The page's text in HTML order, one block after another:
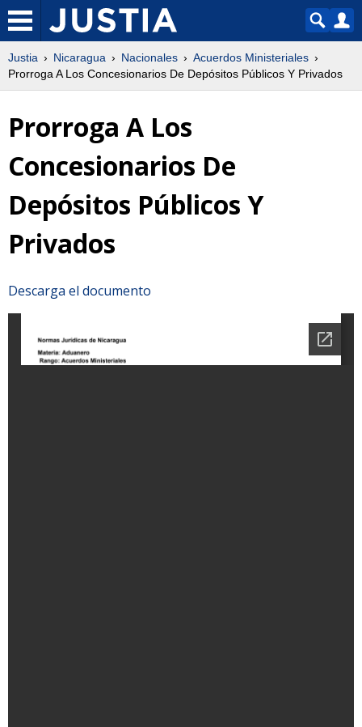
Justia Nicaragua Nacionales
Acuerdos Ministeriales
Prorroga A Los Concesionarios De Depósitos Públicos Y Privados
Prorroga A Los
Concesionarios De
Depósitos Públicos Y
Privados
Descarga el documento